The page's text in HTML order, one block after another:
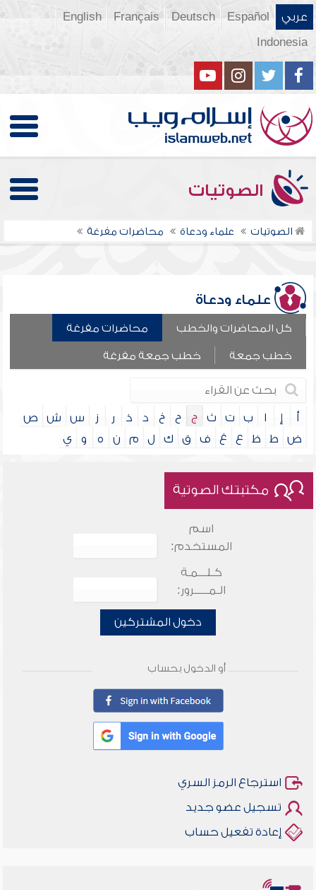
عربي Español
Deutsch
Français
English
Indonesia
الصوتيات
الصوتيات علماء ودعاة محاضرات مفرغة
علماء ودعاة
كل المحاضرات والخطب محاضرات مفرغة
خطب جمعة خطب جمعة مفرغة
أ إ ا ب ت ث ج ح خ د ذ ر ز س ش
ص
ض
ط ظ ع غ ف ق ك ل م ن ه و ي
مكتبتك الصوتية
اسم
المستخدم:
كـلـــمـة
الـمـــــرور:
دخول المشتركين
أو الدخول بحساب
استرجاع الرمز السري
تسجيل عضو جديد
إعادة تفعيل حساب